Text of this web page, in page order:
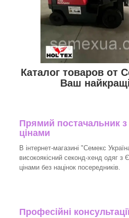
Каталог товаров от
Ваш
Прямий постачальник
цінами
В інтернет-магазині "Семекс
високоякісний секонд-хенд одяг з
цінами без націнок посередників.
Професійні